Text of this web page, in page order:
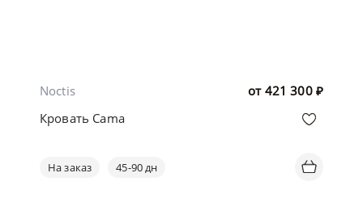
от 421 300 ₽
Noctis
Кровать Cama
На заказ 45-90 дн